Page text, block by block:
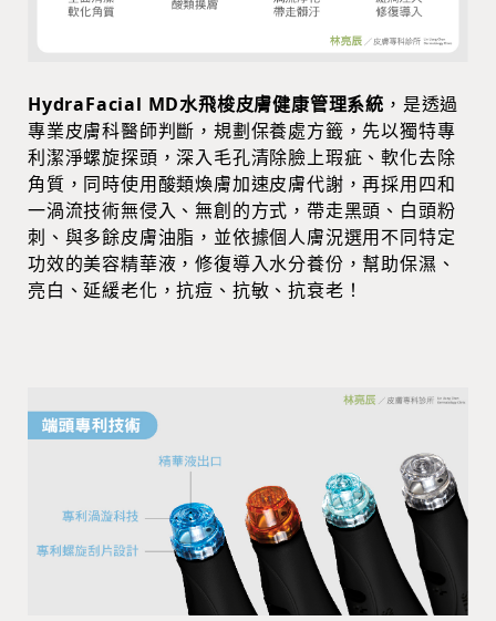
HydraFacial MD水飛梭皮膚健康管理系統 ，是透過
專業皮膚科醫師判斷，規劃保養處方籤，先以獨特專
利潔淨螺旋探頭，深入毛孔清除臉上瑕疵、軟化去除
角質，同時使用酸類煥膚加速皮膚代謝，再採用四和
一渦流技術無侵入、無創的方式，帶走黑頭、白頭粉
刺、與多餘皮膚油脂，並依據個人膚況選用不同特定
功效的美容精華液，修復導入水分養份，幫助保濕、
亮白、延緩老化，抗痘、抗敏、抗衰老！